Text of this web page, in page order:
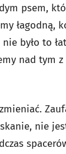
psem,
łagodną,
było to
nad tym
nie